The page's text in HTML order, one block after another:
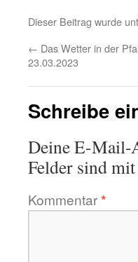
Dieser Beitrag wurde
← Das Wetter in der
23.03.2023
Schreibe
Deine E-Mail-
Felder sind mit
Kommentar*